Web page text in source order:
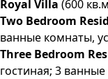
Royal Villa (600
Two Bedroom
ванные комнаты,
Three Bedroom
гостиная; 3